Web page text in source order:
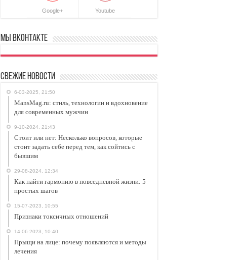
Google+ Youtube
Мы ВКонтакте
Свежие новости
6-03-2025, 21:50
MansMag.ru: стиль, технологии и вдохновение
для современных мужчин
9-10-2024, 21:43
Стоит или нет: Несколько вопросов, которые
стоит задать себе перед тем, как сойтись с
бывшим
29-08-2024, 12:34
Как найти гармонию в повседневной жизни: 5
простых шагов
15-07-2023, 10:55
Признаки токсичных отношений
14-06-2023, 10:40
Прыщи на лице: почему появляются и методы
лечения